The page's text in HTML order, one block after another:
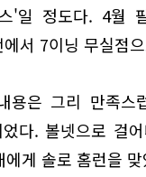
'일 정도다. 4월
서 7이닝 무실점
용은 그리 만족스
다. 볼넷으로 걸
게 솔로 홈런을